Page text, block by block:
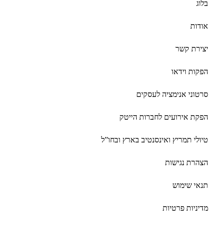
בלוג
אודות
יצירת קשר
הפקות וידאו
סרטוני אנימציה לעסקים
הפקת אירועים לחברות הייטק
טיולי תמריץ ואינסנטיב בארץ ובחו”ל
הצהרת נגישות
תנאי שימוש
מדיניות פרטיות